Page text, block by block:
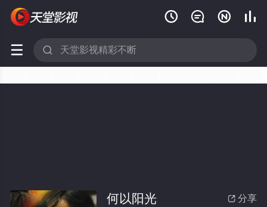
   
 
 分享
何以阳光